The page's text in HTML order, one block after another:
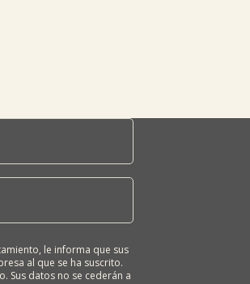
le informa que sus
al que se ha suscrito.
Sus datos no se cederán a